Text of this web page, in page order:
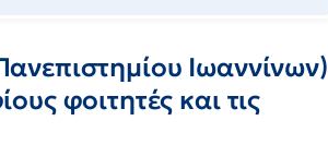
Ιωαννίνων)
φοιτητές και τις